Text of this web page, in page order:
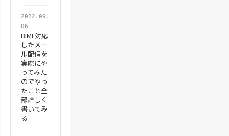
2022.09.
06
BIMI 対応
したメー
ル配信を
実際にや
ってみた
のでやっ
たこと全
部詳しく
書いてみ
る